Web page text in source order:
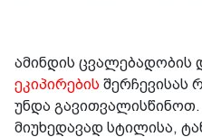
ამინდის ცვალებადობის
ეკიპირების შერჩევისას
უნდა
მიუხედავად სტილისა,